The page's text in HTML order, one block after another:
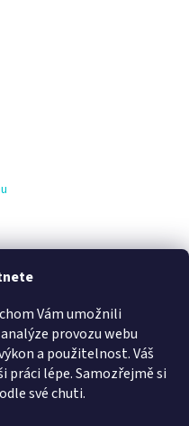
Vám umožnili
provozu webu
a použitelnost. Váš
práci lépe. Samozřejmě si
své chuti.